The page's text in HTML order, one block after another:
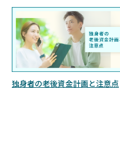
独身者の老後資金計画と注意点